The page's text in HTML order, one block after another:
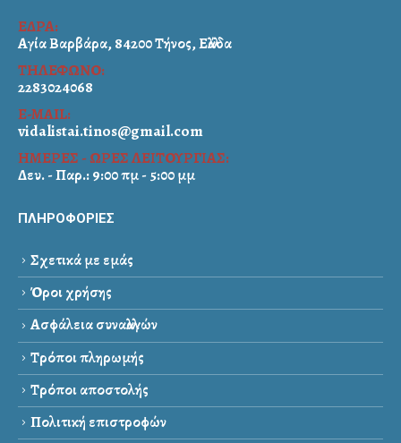
ΕΔΡΑ:
Αγία Βαρβάρα, 84200 Τήνος, Ελλάδα
ΤΗΛΕΦΩΝΟ:
2283024068
E-MAIL:
vidalistai.tinos@gmail.com
ΗΜΕΡΕΣ - ΩΡΕΣ ΛΕΙΤΟΥΡΓΙΑΣ:
Δευ. - Παρ.: 9:00 πμ - 5:00 μμ
ΠΛΗΡΟΦΟΡΙΕΣ
Σχετικά με εμάς
Όροι χρήσης
Ασφάλεια συναλλαγών
Τρόποι πληρωμής
Τρόποι αποστολής
Πολιτική επιστροφών